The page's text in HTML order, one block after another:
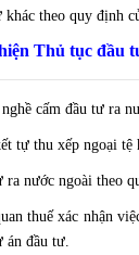
theo quy định
Thủ tục đầu
cấm đầu tư ra
tự thu xếp ngoại
ra nước ngoài theo
thuế xác nhận
án đầu tư.